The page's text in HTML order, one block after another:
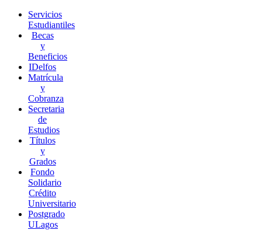
Servicios
Estudiantiles
Becas
y
Beneficios
IDelfos
Matrícula
y
Cobranza
Secretaria
de
Estudios
Títulos
y
Grados
Fondo
Solidario
Crédito
Universitario
Postgrado
ULagos